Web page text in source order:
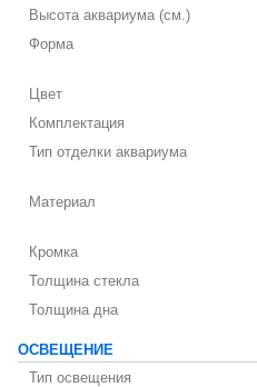
Высота аквариума (см.)
Форма
Цвет
Комплектация
Тип отделки аквариума
Материал
Кромка
Толщина стекла
Толщина дна
ОСВЕЩЕНИЕ
Тип освещения